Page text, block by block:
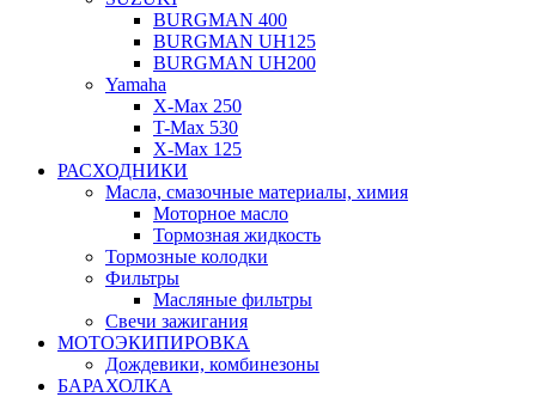
BURGMAN 400
BURGMAN UH125
BURGMAN UH200
Yamaha
X-Max 250
T-Max 530
X-Max 125
РАСХОДНИКИ
Масла, смазочные материалы, химия
Моторное масло
Тормозная жидкость
Тормозные колодки
Фильтры
Масляные фильтры
Свечи зажигания
МОТОЭКИПИРОВКА
Дождевики, комбинезоны
БАРАХОЛКА